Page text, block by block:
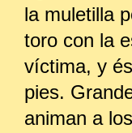
la muletilla
toro con la
víctima, y
pies.
animan a